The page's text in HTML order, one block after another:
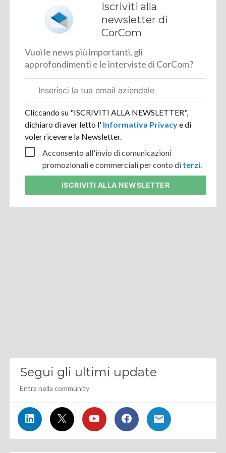
Iscriviti alla
newsletter di
CorCom
Vuoi le news più importanti, gli
approfondimenti e le interviste di CorCom?
aziendale
Cliccando su "ISCRIVITI ALLA NEWSLETTER",
dichiaro di aver letto l' Informativa Privacye di
voler ricevere la Newsletter.
Acconsento all'invio di comunicazioni
promozionali e commerciali per conto di terzi.
ISCRIVITI ALLA NEWSLETTER
Segui gli ultimi update
Entra nella community